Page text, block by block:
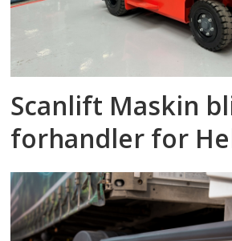
Scanlift Maskin
forhandler for